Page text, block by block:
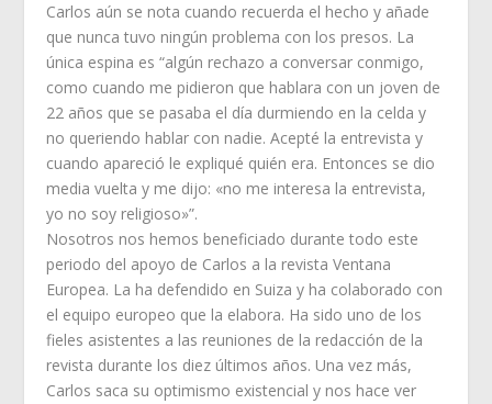
Carlos aún se nota cuando recuerda el hecho y añade
que nunca tuvo ningún problema con los presos. La
única espina es “algún rechazo a conversar conmigo,
como cuando me pidieron que hablara con un joven de
22 años que se pasaba el día durmiendo en la celda y
no queriendo hablar con nadie. Acepté la entrevista y
cuando apareció le expliqué quién era. Entonces se dio
media vuelta y me dijo: «no me interesa la entrevista,
yo no soy religioso»”.
Nosotros nos hemos beneficiado durante todo este
periodo del apoyo de Carlos a la revista Ventana
Europea. La ha defendido en Suiza y ha colaborado con
el equipo europeo que la elabora. Ha sido uno de los
fieles asistentes a las reuniones de la redacción de la
revista durante los diez últimos años. Una vez más,
Carlos saca su optimismo existencial y nos hace ver